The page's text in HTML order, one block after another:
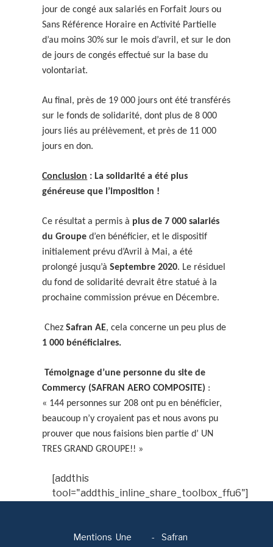
jour de congé aux salariés en Forfait Jours ou
Sans Référence Horaire en Activité Partielle
d’au moins 30% sur le mois d’avril, et sur le don
de jours de congés effectué sur la base du
volontariat.
Au final, près de 19 000 jours ont été transférés
sur le fonds de solidarité, dont plus de 8 000
jours liés au prélèvement, et près de 11 000
jours en don.
Conclusion : La solidarité a été plus
généreuse que l’imposition !
Ce résultat a permis à plus de 7 000 salariés
du Grouped’en bénéficier, et le dispositif
initialement prévu d’Avril à Mai, a été
prolongé jusqu’àSeptembre 2020. Le résiduel
du fond de solidarité devrait être statué à la
prochaine commission prévue en Décembre.
ChezSafran AE, cela concerne un peu plus de
1 000 bénéficiaires.
Témoignage d’une personne du site de
Commercy (SAFRAN AERO COMPOSITE) :
« 144 personnes sur 208 ont pu en bénéficier,
beaucoup n’y croyaient pas et nous avons pu
prouver que nous faisions bien partie d’ UN
TRES GRAND GROUPE!! »
[addthis
tool="addthis_inline_share_toolbox_ffu6"]
Mentions Une
-
Safran